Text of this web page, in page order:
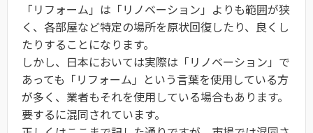
「リフォーム」は「リノベーション」よりも範囲が狭
く、各部屋など特定の場所を原状回復したり、良くし
たりすることになります。
しかし、日本においては実際は「リノベーション」で
あっても「リフォーム」という言葉を使用している方
が多く、業者もそれを使用している場合もあります。
要するに混同されています。